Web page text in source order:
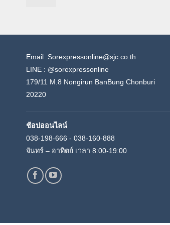
Email :Sorexpressonline@sjc.co.th
LINE : @sorexpressonline
179/11 M.8 Nongirun BanBung Chonburi
20220
ช้อปออนไลน์
038-198-666 - 038-160-888
จันทร์ – อาทิตย์ เวลา 8:00-19:00